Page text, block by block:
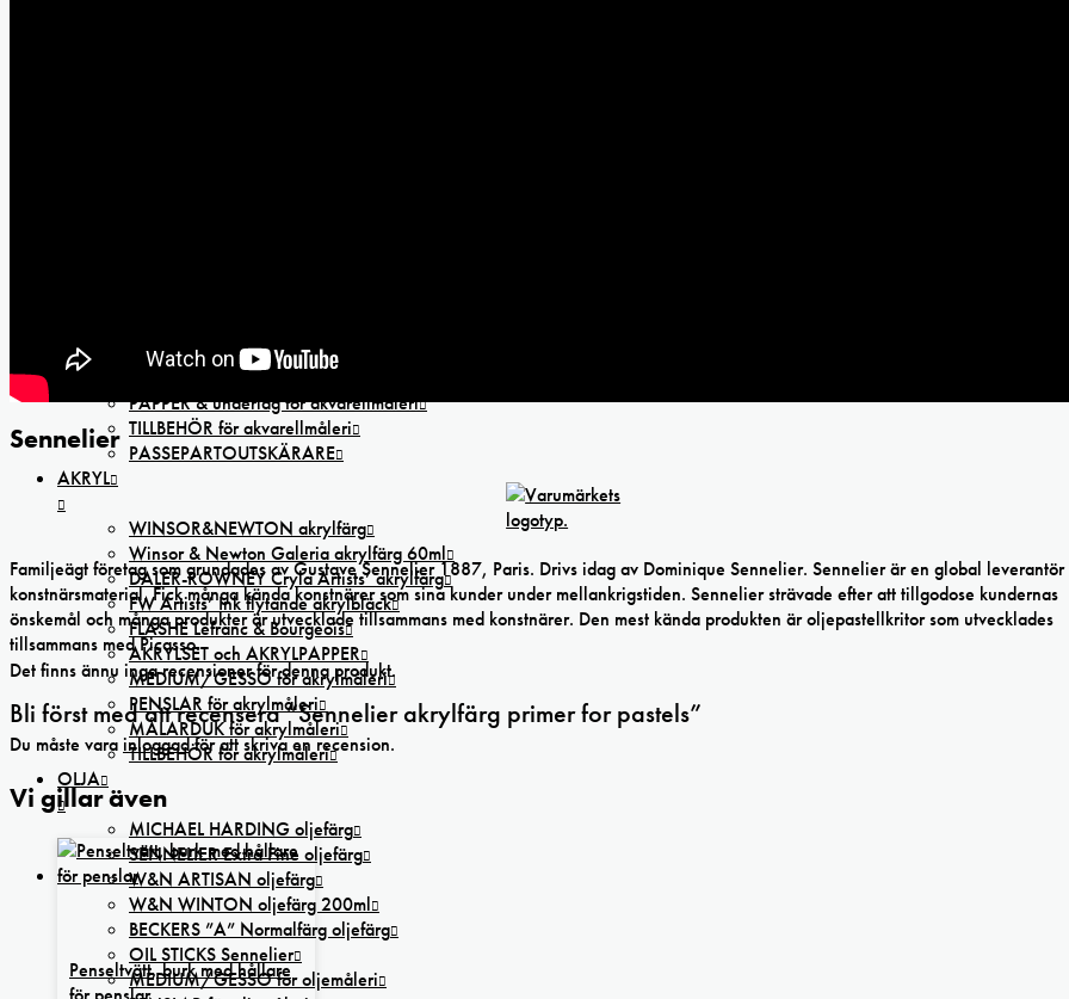
MEDIUM för akvarellmåleri
PENSLAR för akvarellmåleri
PAPPER & underlag för akvarellmåleri
TILLBEHÖR för akvarellmåleri
PASSEPARTOUTSKÄRARE
AKRYL
WINSOR&NEWTON akrylfärg
Winsor & Newton Galeria akrylfärg 60ml
DALER-ROWNEY Cryla Artists’ akrylfärg
FW Artists’ Ink flytande akrylbläck
FLASHE Lefranc & Bourgeois
AKRYLSET och AKRYLPAPPER
MEDIUM/GESSO för akrylmåleri
PENSLAR för akrylmåleri
MÅLARDUK för akrylmåleri
TILLBEHÖR för akrylmåleri
OLJA
MICHAEL HARDING oljefärg
SENNELIER Extra Fine oljefärg
W&N ARTISAN oljefärg
W&N WINTON oljefärg 200ml
BECKERS ”A” Normalfärg oljefärg
OIL STICKS Sennelier
MEDIUM/GESSO för oljemåleri
Sennelier
Familjeägt företag som grundades av Gustave Sennelier 1887, Paris. Drivs idag av Dominique Sennelier. Sennelier är en global leverantör
konstnärsmaterial. Fick många kända konstnärer som sina kunder under mellankrigstiden. Sennelier strävade efter att tillgodose kundernas
önskemål och många produkter är utvecklade tillsammans med konstnärer. Den mest kända produkten är oljepastellkritor som utvecklades
tillsammans med Picasso.
Det finns ännu inga recensioner för denna produkt.
Bli först med att recensera ”Sennelier akrylfärg primer for pastels”
Du måste varainloggadför att skriva en recension.
Vi gillar även
Penseltvätt, burk med hållare